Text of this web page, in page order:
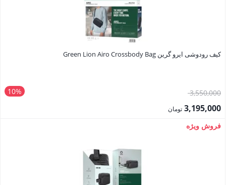
کیف رودوشی ایرو گرین Green Lion Airo Crossbody Bag
10% 3,550,000قیمت
اصلی:3,195,000 تومان
قیمت
فروش ویژه